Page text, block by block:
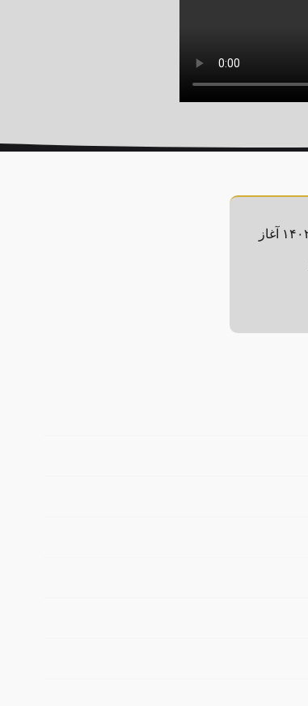
ترم اول کلاس های آنلاین آشنایی با زبان انگلیسی تخصصی سوارکاری با متد پدوک، از شنبه ۹ دی ماه و همزمان با شروع فصل زمستان ۱۴۰۲ آغاز